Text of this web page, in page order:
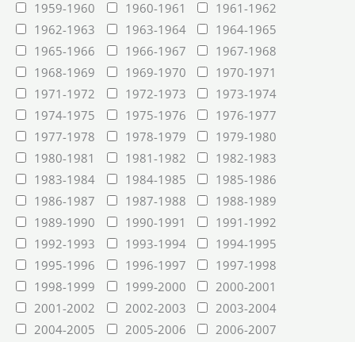
1959-1960
1960-1961
1961-1962
1962-1963
1963-1964
1964-1965
1965-1966
1966-1967
1967-1968
1968-1969
1969-1970
1970-1971
1971-1972
1972-1973
1973-1974
1974-1975
1975-1976
1976-1977
1977-1978
1978-1979
1979-1980
1980-1981
1981-1982
1982-1983
1983-1984
1984-1985
1985-1986
1986-1987
1987-1988
1988-1989
1989-1990
1990-1991
1991-1992
1992-1993
1993-1994
1994-1995
1995-1996
1996-1997
1997-1998
1998-1999
1999-2000
2000-2001
2001-2002
2002-2003
2003-2004
2004-2005
2005-2006
2006-2007